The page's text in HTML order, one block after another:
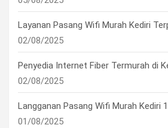
Layanan Pasang Wifi Murah Kediri
02/08/2025
Penyedia Internet Fiber Termurah di
02/08/2025
Langganan Pasang Wifi Murah Kediri
01/08/2025